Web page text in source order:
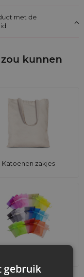
met de
kunnen
Katoenen zakjes
gebruik